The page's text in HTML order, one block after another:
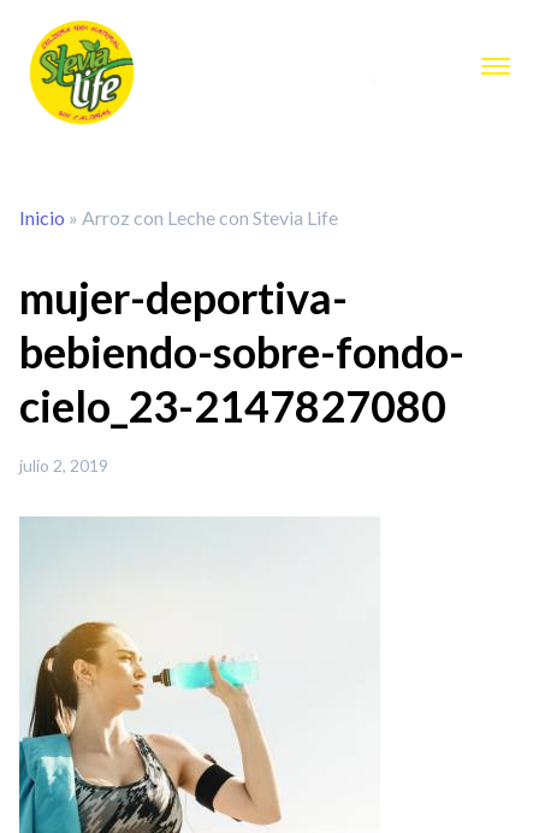
Inicio » Arroz con Leche con Stevia Life
mujer-deportiva-
bebiendo-sobre-fondo-
cielo_23-2147827080
julio 2, 2019